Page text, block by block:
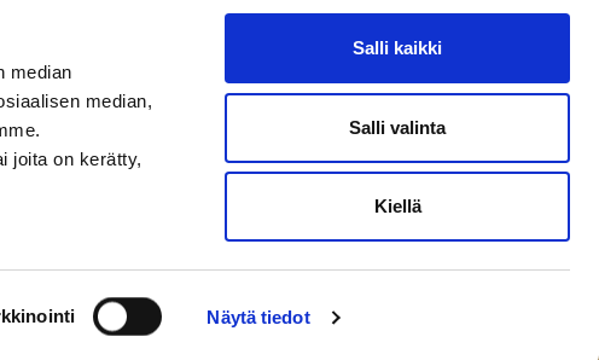
median
median,
joita on kerätty,
Näytä tiedot
Salli kaikki
Salli valinta
Kiellä